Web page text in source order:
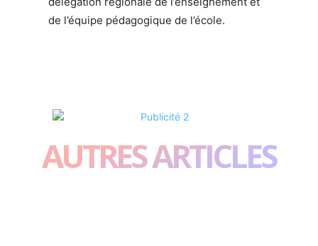
de l’équipe pédagogique de l’école.
AUTRES ARTICLES